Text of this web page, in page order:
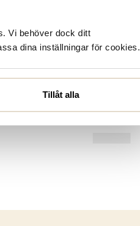
Vi behöver dock ditt
dina inställningar för cookies.
Tillåt alla